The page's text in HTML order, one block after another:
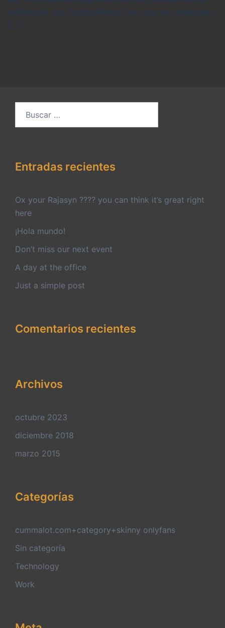
sollicitudin nisi. Fusce efficitur nec nunc nec bibendum.
[…]
Entradas recientes
Ox your Rajasyn ???? you can think it’s great right
here
¡Hola mundo!
Don’t miss our next event
A day at the office
Just a simple post
Comentarios recientes
Archivos
octubre 2023
diciembre 2018
marzo 2015
Categorías
cummalot.com+category+skinny onlyfans
Sin categoría
Technology
Work